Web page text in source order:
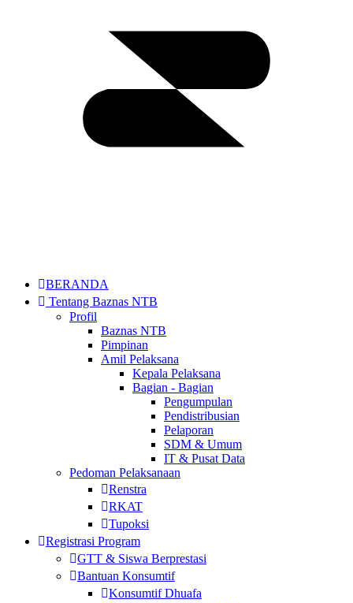
BERANDA
Tentang Baznas NTB
Profil
Baznas NTB
Pimpinan
Amil Pelaksana
Kepala Pelaksana
Bagian - Bagian
Pengumpulan
Pendistribusian
Pelaporan
SDM & Umum
IT & Pusat Data
Pedoman Pelaksanaan
Renstra
RKAT
Tupoksi
Registrasi Program
GTT & Siswa Berprestasi
Bantuan Konsumtif
Konsumtif Dhuafa